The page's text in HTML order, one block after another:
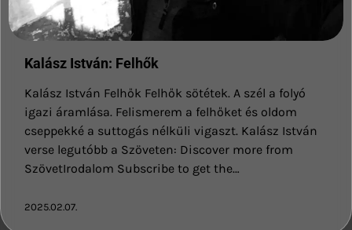
Kalász István: Felhők
Kalász István Felhők Felhők sötétek. A szél a folyó
igazi áramlása. Felismerem a felhőket és oldom
cseppekké a suttogás nélküli vigaszt. Kalász István
verse legutóbb a Szöveten: Discover more from
SzövetIrodalom Subscribe to get the…
2025.02.07.